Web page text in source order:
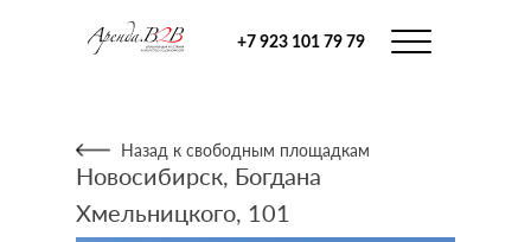
+7 923 101 79 79
Назад к свободным площадкам
Новосибирск, Богдана
Хмельницкого, 101